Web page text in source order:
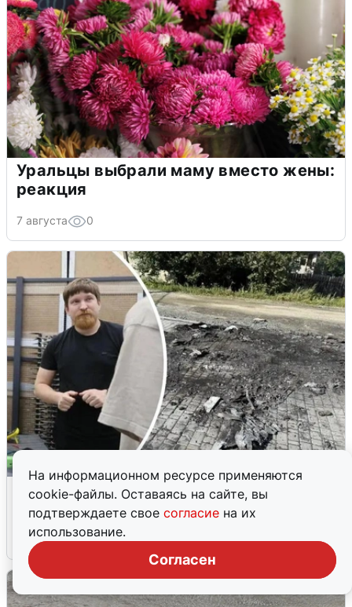
На информационном ресурсе применяются
cookie-файлы. Оставаясь на сайте, вы
подтверждаете свое согласие на их
использование.
Согласен
Уральцы выбрали маму вместо жены:
реакция
7 августа 0
Завод «Упырей» работает после
покушения на директора
6 августа 0